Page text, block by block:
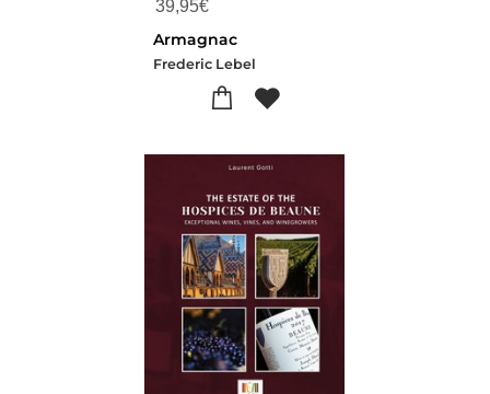
39,95€
Armagnac
Frederic Lebel